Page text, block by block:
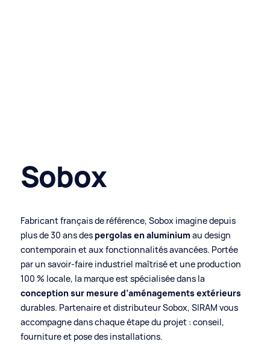
Sobox
Fabricant français de référence, Sobox imagine depuis
plus de 30 ans des pergolas en aluminium au design
contemporain et aux fonctionnalités avancées. Portée
par un savoir-faire industriel maîtrisé et une production
100 % locale, la marque est spécialisée dans la
conception sur mesure d’aménagements extérieurs
durables. Partenaire et distributeur Sobox, SIRAM vous
accompagne dans chaque étape du projet : conseil,
fourniture et pose des installations.